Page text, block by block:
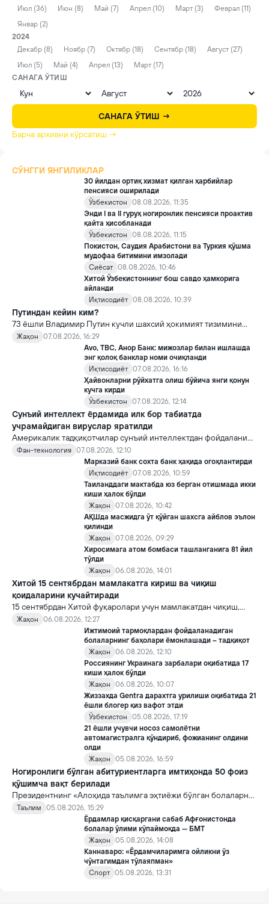
Июл (36) Июн (8) Май (7) Апрел (10) Март (3)
Феврал (11)
Январ (2)
2024
Декабр (8)
Ноябр (7) Октябр (18) Сентябр (18)
Август (27)
Июл (5)
Май (4) Апрел (13)
Март (17)
САНАГА ЎТИШ
САНАГА ЎТИШ →
Барча архивни кўрсатиш →
СЎНГГИ ЯНГИЛИКЛАР
30 йилдан ортиқ хизмат қилган ҳарбийлар
пенсияси оширилади
Ўзбекистон
08.08.2026, 11:35
Энди I ва II гуруҳ ногиронлик пенсияси проактив
қайта ҳисобланади
Ўзбекистон
08.08.2026, 11:15
Покистон, Саудия Арабистони ва Туркия қўшма
мудофаа битимини имзолади
Сиёсат 08.08.2026, 10:46
Хитой Ўзбекистоннинг бош савдо ҳамкорига
айланди
Иқтисодиёт 08.08.2026, 10:39
Путиндан кейин ким?
73 ёшли Владимир Путин кучли шахсий ҳокимият тизимини
яратди, аммо ундан кейин ким келиши ва ҳокимиятни
топшириш механизми ҳали ноаниқ. Таҳлилчилар фикрича, бу
Кремлда ворислик жангига олиб келиши мумкин.
Жаҳон
07.08.2026, 16:29
Avo, TBC, Анор Банк: мижозлар билан ишлашда
энг қолоқ банклар номи очиқланди
Иқтисодиёт 07.08.2026, 16:16
Ҳайвонларни рўйхатга олиш бўйича янги қонун
кучга кирди
Ўзбекистон
07.08.2026, 12:14
Сунъий интеллект ёрдамида илк бор табиатда
учрамайдиган вируслар яратилди
Америкалик тадқиқотчилар сунъий интеллектдан фойдаланиб
16 та вирус яратди. Бу кашфиёт янги ютуқларга умид уйғотиш
билан бирга, ундан нотўғри мақсадда фойдаланиш борасидаги
хавотирларни ҳам кучайтирмоқда.
Фан-технология 07.08.2026, 12:10
Марказий банк сохта банк ҳақида огоҳлантирди
Иқтисодиёт 07.08.2026, 10:59
Таиланддаги мактабда юз берган отишмада икки
киши ҳалок бўлди
Жаҳон
07.08.2026, 10:42
АҚШда масжидга ўт қўйган шахсга айблов эълон
қилинди
Жаҳон
07.08.2026, 09:29
Хиросимага атом бомбаси ташланганига 81 йил
тўлди
Жаҳон
06.08.2026, 14:01
Хитой 15 сентябрдан мамлакатга кириш ва чиқиш
қоидаларини кучайтиради
15 сентябрдан Хитой фуқаролари учун мамлакатдан чиқиш,
хорижликлар учун эса Хитойга кириш тартиби бўйича янги
қоидалар кучга киради.
Жаҳон
06.08.2026, 12:27
Ижтимоий тармоқлардан фойдаланадиган
болаларнинг баҳолари ёмонлашади – тадқиқот
Жаҳон
06.08.2026, 12:10
Россиянинг Украинага зарбалари оқибатида 17
киши ҳалок бўлди
Жаҳон
06.08.2026, 10:07
Жиззахда Gentra дарахтга урилиши оқибатида 21
ёшли блогер қиз вафот этди
Ўзбекистон
05.08.2026, 17:19
21 ёшли учувчи носоз самолётни
автомагистралга қўндириб, фожианинг олдини
олди
Жаҳон
05.08.2026, 16:59
Ногиронлиги бўлган абитуриентларга имтиҳонда 50 фоиз
қўшимча вақт берилади
Президентнинг «Алоҳида таълимга эҳтиёжи бўлган болаларни
таълим ва ижтимоий хизматлар билан қамраб олиш тизимини
такомиллаштириш бўйича қўшимча чора-тадбирлар
тўғрисида»ги қарори билан инклюзив таълим соҳасида қатор
янги механизмлар жорий этилади.
Таълим
05.08.2026, 15:29
Ёрдамлар қисқаргани сабаб Афғонистонда
болалар ўлими кўпаймоқда — БМТ
Жаҳон
05.08.2026, 14:08
Каннаваро: «Ёрдамчиларимга ойликни ўз
чўнтагимдан тўлаяпман»
Спорт 05.08.2026, 13:31